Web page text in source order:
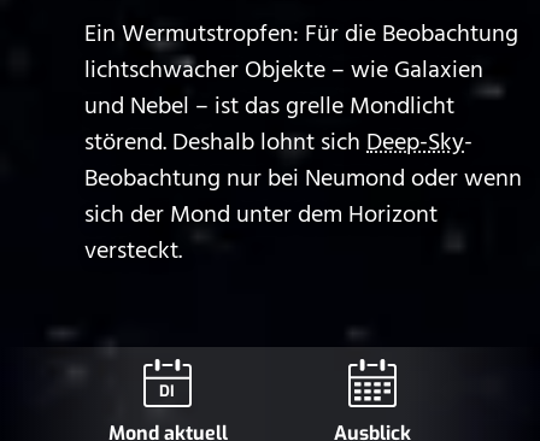
Ein Wermutstropfen: Für die Beobachtung
lichtschwacher Objekte – wie Galaxien
und Nebel – ist das grelle Mondlicht
störend. Deshalb lohnt sichDeep-Sky-
Beobachtung nur bei Neumond oder wenn
sich der Mond unter dem Horizont
versteckt.
DI
Mond aktuell Ausblick